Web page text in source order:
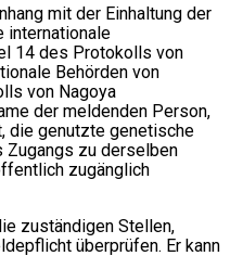
mit der Einhaltung der
internationale
14 des Protokolls von
Behörden von
von Nagoya
der meldenden Person,
die genutzte genetische
Zugangs zu derselben
zugänglich
zuständigen Stellen,
überprüfen. Er kann